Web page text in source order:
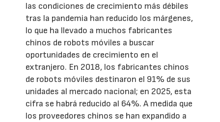
las condiciones de crecimiento más débiles
tras la pandemia han reducido los márgenes,
lo que ha llevado a muchos fabricantes
chinos de robots móviles a buscar
oportunidades de crecimiento en el
extranjero. En 2018, los fabricantes chinos
de robots móviles destinaron el 91% de sus
unidades al mercado nacional; en 2025, esta
cifra se habrá reducido al 64%. A medida que
los proveedores chinos se han expandido a